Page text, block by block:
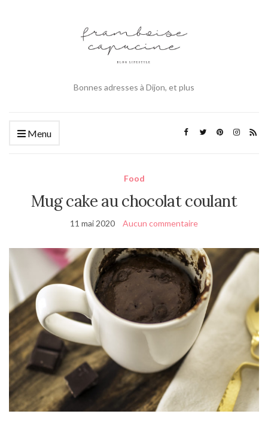
Bonnes adresses à Dijon, et plus
Menu
Food
Mug cake au chocolat coulant
11 mai 2020 Aucun commentaire